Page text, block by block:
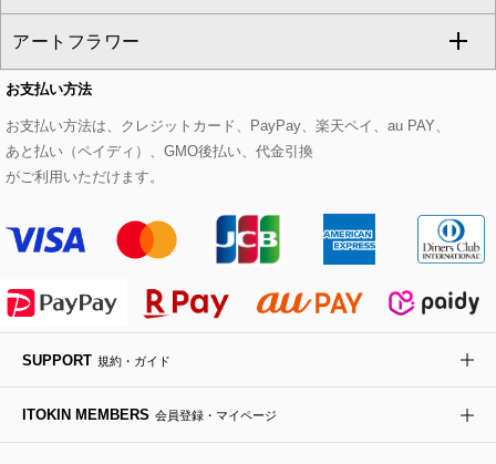
eur3
Maison de CINQ
MK MICHEL KLEIN BAG
HIROKO KOSHINO
スウェット・ジャージー
その他のトップス
セットアップパンツ
セットアップスカート
セットアップワンピース
チェスターコート
モッズコート
ステンカラーコート
ライダースジャケット
デニムジャケット
ダウンジャケット・コート
ベルト・サスペンダー
帽子
ヘアアクセサリー
ハンカチ・バンダナ
手袋
チャーム・ストラップ
ピアス・イヤリング
ブレスレット・バングル
ブローチ・コサージュ
トートバッグ
ショルダーバッグ
ボストンバッグ
バックパック・リュック
ボディバッグ・メッセンジャーバッグ
トラベルバッグ
すべてのシューズ
パンプス
スニーカー
フラットシューズ
ローファー
ドレスシューズ
アートフラワー
すべてのアートフラワー
ローズ
カサブランカ・カラー
ラナンキュラス
ポプリアレンジ＆フレグランス
お支払い方法
お支払い方法は、クレジットカード、PayPay、楽天ペイ、au PAY、
あと払い（ペイディ）、GMO後払い、代金引換
がご利用いただけます。
SUPPORT 規約・ガイド
ITOKIN MEMBERS 会員登録・マイページ